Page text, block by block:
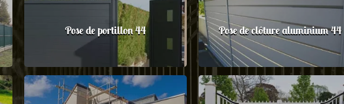
Pose de portillon 44 Pose de clôture aluminium 44